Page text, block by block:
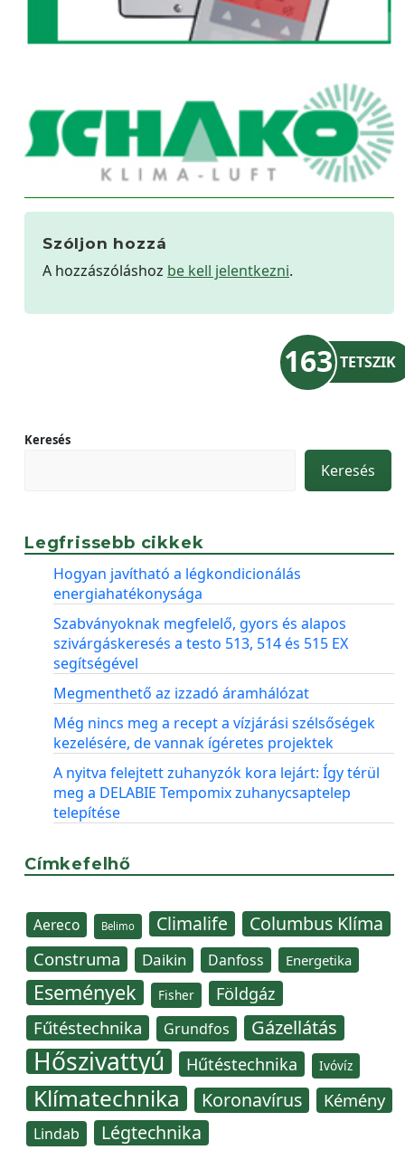
Szóljon hozzá
A hozzászóláshoz be kell jelentkezni.
163 TETSZIK
Keresés
Keresés
Legfrissebb cikkek
Hogyan javítható a légkondicionálás
energiahatékonysága
Szabványoknak megfelelő, gyors és alapos
szivárgáskeresés a testo 513, 514 és 515 EX
segítségével
Megmenthető az izzadó áramhálózat
Még nincs meg a recept a vízjárási szélsőségek
kezelésére, de vannak ígéretes projektek
A nyitva felejtett zuhanyzók kora lejárt: Így térül
meg a DELABIE Tempomix zuhanycsaptelep
telepítése
Címkefelhő
Aereco Belimo Climalife Columbus Klíma
Construma Daikin Danfoss Energetika
Események Fisher Földgáz
Fűtéstechnika Grundfos Gázellátás
Hőszivattyú Hűtéstechnika Ivóvíz
Klímatechnika Koronavírus Kémény
Lindab Légtechnika